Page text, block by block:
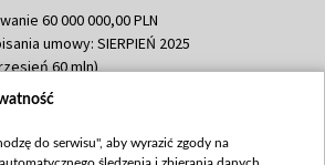
60 000 000,00 PLN
umowy: SIERPIEŃ 2025
60 mln)
635 783 051,21 PLN
100 mln, październik 350
do serwisu", aby wyrazić zgody na